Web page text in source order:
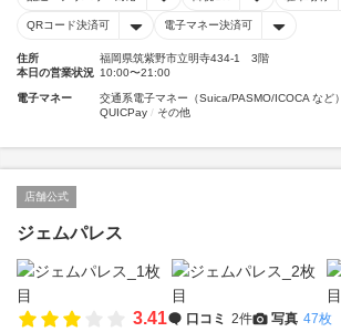
QRコード決済可 電子マネー決済可
住所
福岡県筑紫野市立明寺434-1 3階
本日の営業状況 10:00〜21:00
電子マネー 交通系電子マネー（Suica/PASMO/ICOCA など）
QUICPay
その他
店舗公式
ジェムパレス
3.41 口コミ 2件 写真 47枚